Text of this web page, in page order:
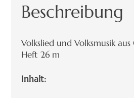
Beschreibung
Volkslied und Volksmusik
Heft 26 m
Inhalt: